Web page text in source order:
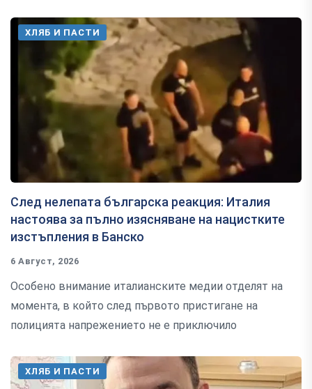
ХЛЯБ И ПАСТИ
След нелепата българска реакция: Италия
настоява за пълно изясняване на нацистките
изстъпления в Банско
6 Август, 2026
Особено внимание италианските медии отделят на
момента, в който след първото пристигане на
полицията напрежението не е приключило
ХЛЯБ И ПАСТИ